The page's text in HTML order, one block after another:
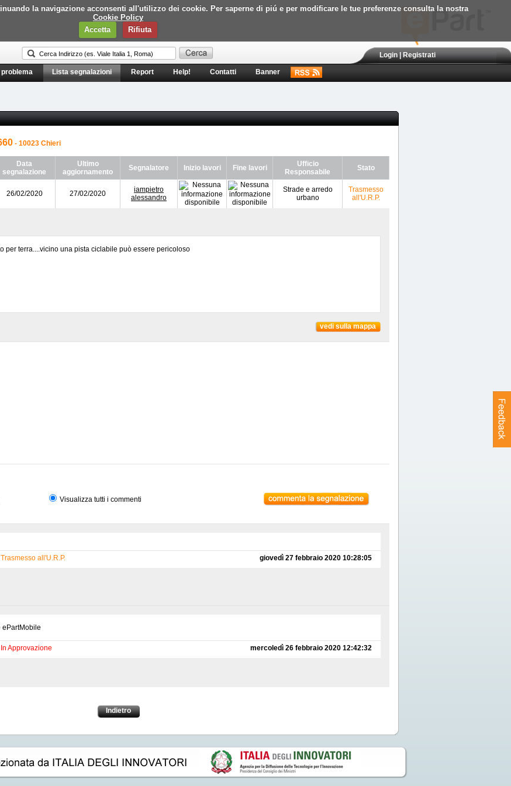
la navigazione acconsenti all'utilizzo dei cookie. Per saperne di piú e per modificare le tue preferenze consulta la nostra
Cookie Policy
Accetta
Rifiuta
Login|Registrati
Lista segnalazioni Report Help! Contatti Banner
- 10023 Chieri
Data
segnalazione
Ultimo
aggiornamento
Segnalatore Inizio lavori Fine lavori
Ufficio
Responsabile
Stato
26/02/2020 27/02/2020
iampietro
alessandro
Strade e arredo
urbano
Trasmesso
all'U.R.P.
per terra....vicino una pista ciclabile può essere pericoloso
vedi sulla mappa
Visualizza tutti i commenti
Trasmesso all'U.R.P. giovedì 27 febbraio 2020 10:28:05
ePartMobile
In Approvazione mercoledì 26 febbraio 2020 12:42:32
Indietro